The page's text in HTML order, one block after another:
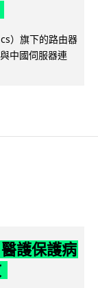
）旗下的路由器
中國伺服器連
護保護病